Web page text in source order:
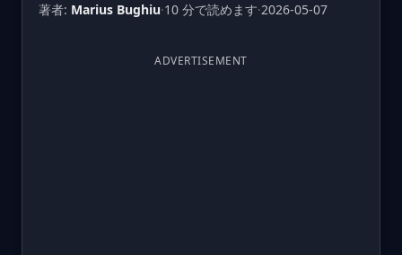
著者: Marius Bughiu·10 分で読めます·2026-05-07
ADVERTISEMENT